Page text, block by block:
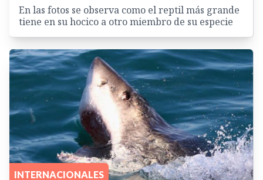
En las fotos se observa como el reptil más grande
tiene en su hocico a otro miembro de su especie
INTERNACIONALES